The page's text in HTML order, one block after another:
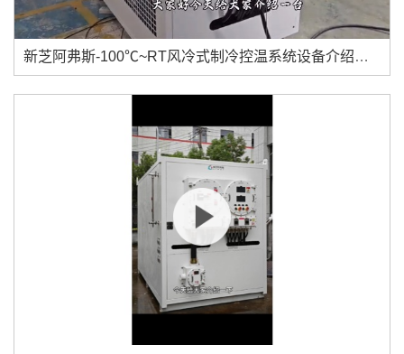
新芝阿弗斯-100℃~RT风冷式制冷控温系统设备介绍视频